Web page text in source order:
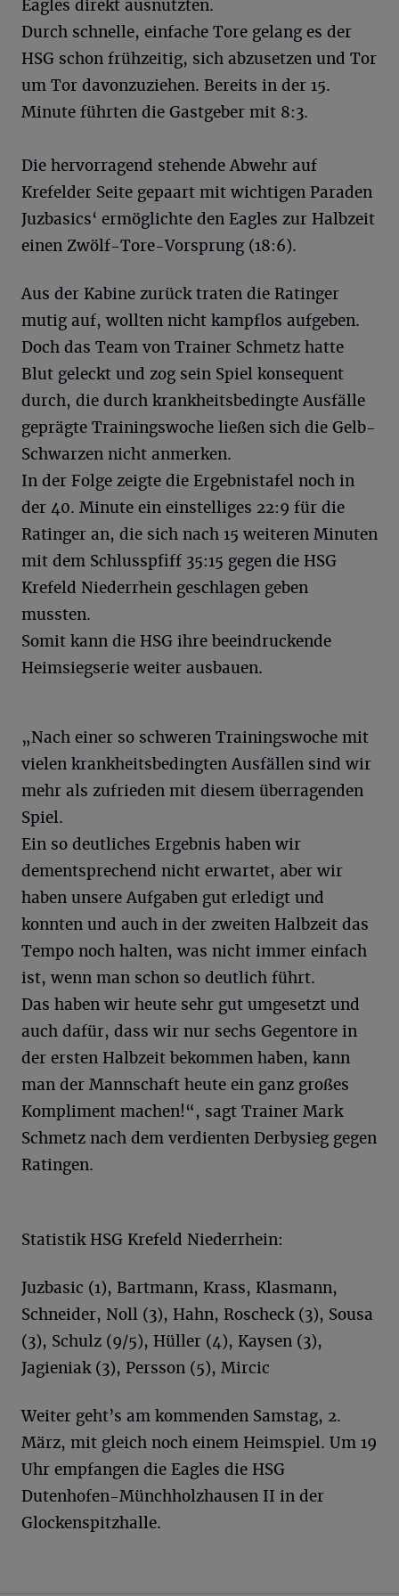
Eagles direkt ausnutzten.
Durch schnelle, einfache Tore gelang es der
HSG schon frühzeitig, sich abzusetzen und Tor
um Tor davonzuziehen. Bereits in der 15.
Minute führten die Gastgeber mit 8:3.
Die hervorragend stehende Abwehr auf
Krefelder Seite gepaart mit wichtigen Paraden
Juzbasics‘ ermöglichte den Eagles zur Halbzeit
einen Zwölf-Tore-Vorsprung (18:6).
Aus der Kabine zurück traten die Ratinger
mutig auf, wollten nicht kampflos aufgeben.
Doch das Team von Trainer Schmetz hatte
Blut geleckt und zog sein Spiel konsequent
durch, die durch krankheitsbedingte Ausfälle
geprägte Trainingswoche ließen sich die Gelb-
Schwarzen nicht anmerken.
In der Folge zeigte die Ergebnistafel noch in
der 40. Minute ein einstelliges 22:9 für die
Ratinger an, die sich nach 15 weiteren Minuten
mit dem Schlusspfiff 35:15 gegen die HSG
Krefeld Niederrhein geschlagen geben
mussten.
Somit kann die HSG ihre beeindruckende
Heimsiegserie weiter ausbauen.
„Nach einer so schweren Trainingswoche mit
vielen krankheitsbedingten Ausfällen sind wir
mehr als zufrieden mit diesem überragenden
Spiel.
Ein so deutliches Ergebnis haben wir
dementsprechend nicht erwartet, aber wir
haben unsere Aufgaben gut erledigt und
konnten und auch in der zweiten Halbzeit das
Tempo noch halten, was nicht immer einfach
ist, wenn man schon so deutlich führt.
Das haben wir heute sehr gut umgesetzt und
auch dafür, dass wir nur sechs Gegentore in
der ersten Halbzeit bekommen haben, kann
man der Mannschaft heute ein ganz großes
Kompliment machen!“, sagt Trainer Mark
Schmetz nach dem verdienten Derbysieg gegen
Ratingen.
Statistik HSG Krefeld Niederrhein:
Juzbasic (1), Bartmann, Krass, Klasmann,
Schneider, Noll (3), Hahn, Roscheck (3), Sousa
(3), Schulz (9/5), Hüller (4), Kaysen (3),
Jagieniak (3), Persson (5), Mircic
Weiter geht’s am kommenden Samstag, 2.
März, mit gleich noch einem Heimspiel. Um 19
Uhr empfangen die Eagles die HSG
Dutenhofen-Münchholzhausen II in der
Glockenspitzhalle.